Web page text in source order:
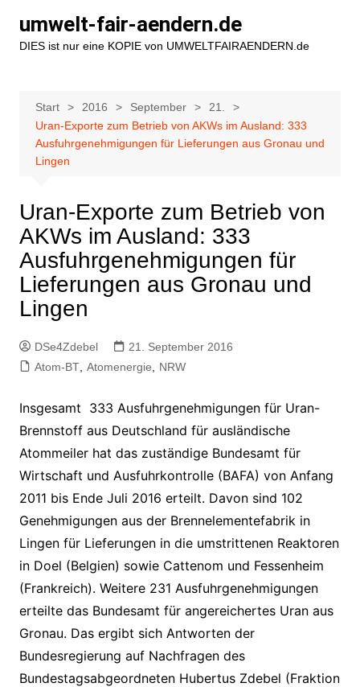
Inhalt
springen
umwelt-fair-aendern.de
DIES ist nur eine KOPIE von UMWELTFAIRAENDERN.de
Start 2016 September
21.
Uran-Exporte zum Betrieb von AKWs im Ausland: 333
Ausfuhrgenehmigungen für Lieferungen aus Gronau und
Lingen
Uran-Exporte zum Betrieb von
AKWs im Ausland: 333
Ausfuhrgenehmigungen für
Lieferungen aus Gronau und
Lingen
DSe4Zdebel
21. September 2016
Atom-BT, Atomenergie NRW
Insgesamt 333 Ausfuhrgenehmigungen für Uran-
Brennstoff aus Deutschland für ausländische
Atommeiler hat das zuständige Bundesamt für
Wirtschaft und Ausfuhrkontrolle (BAFA) von Anfang
2011 bis Ende Juli 2016 erteilt. Davon sind 102
Genehmigungen aus der Brennelementefabrik in
Lingen für Lieferungen in die umstrittenen Reaktoren
in Doel (Belgien) sowie Cattenom und Fessenheim
(Frankreich). Weitere 231 Ausfuhrgenehmigungen
erteilte das Bundesamt für angereichertes Uran aus
Gronau. Das ergibt sich Antworten der
Bundesregierung auf Nachfragen des
Bundestagsabgeordneten Hubertus Zdebel (Fraktion